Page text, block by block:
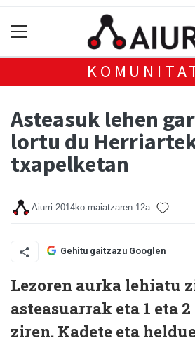
Asteasuk lehen
lortu du
txapelketan
Aiurri 2014ko maiatzaren 12a
Gehitu gaitzazu Googlen
Lezoren aurka lehiatu
asteasuarrak eta 1 eta
ziren. Kadete eta